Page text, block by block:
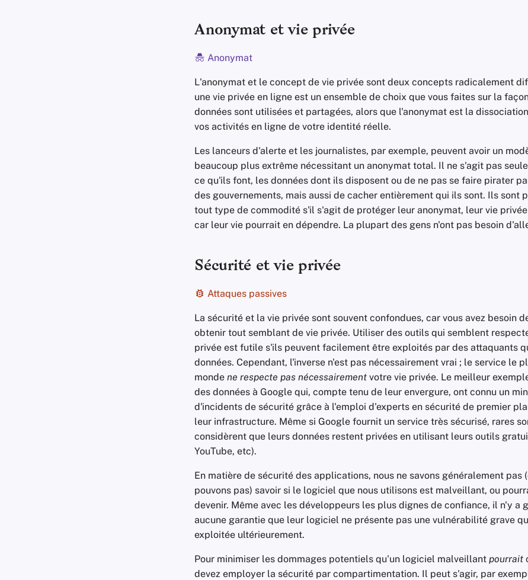
Anonymat et vie privée
Anonymat
L'anonymat et le concept de vie privée sont deux concepts radicalement
une vie privée en ligne est un ensemble de choix que vous faites sur la
données sont utilisées et partagées, alors que l'anonymat est la
vos activités en ligne de votre identité réelle.
Les lanceurs d'alerte et les journalistes, par exemple, peuvent avoir un
beaucoup plus extrême nécessitant un anonymat total. Il ne s'agit pas
ce qu'ils font, les données dont ils disposent ou de ne pas se faire pirater
des gouvernements, mais aussi de cacher entièrement qui ils sont. Ils sont
tout type de commodité s'il s'agit de protéger leur anonymat, leur vie
car leur vie pourrait en dépendre. La plupart des gens n'ont pas besoin
Sécurité et vie privée
Attaques passives
La sécurité et la vie privée sont souvent confondues, car vous avez besoin
obtenir tout semblant de vie privée. Utiliser des outils qui semblent
privée est futile s'ils peuvent facilement être exploités par des attaquants
données. Cependant, l'inverse n'est pas nécessairement vrai ; le service le
monde ne respecte pas nécessairement votre vie privée. Le meilleur
des données à Google qui, compte tenu de leur envergure, ont connu un
d'incidents de sécurité grâce à l'emploi d'experts en sécurité de premier
leur infrastructure. Même si Google fournit un service très sécurisé, rares
considèrent que leurs données restent privées en utilisant leurs outils
YouTube, etc).
En matière de sécurité des applications, nous ne savons généralement pas
pouvons pas) savoir si le logiciel que nous utilisons est malveillant, ou
devenir. Même avec les développeurs les plus dignes de confiance, il n'y a
aucune garantie que leur logiciel ne présente pas une vulnérabilité grave
exploitée ultérieurement.
Pour minimiser les dommages potentiels qu'un logiciel malveillant pourrait
devez employer la sécurité par compartimentation. Il peut s'agir, par